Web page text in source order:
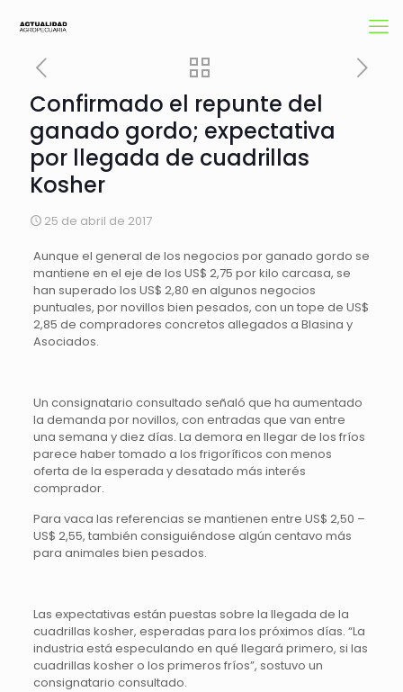
Confirmado el repunte del
ganado gordo; expectativa
por llegada de cuadrillas
Kosher
25 de abril de 2017
Aunque el general de los negocios por ganado gordo se
mantiene en el eje de los US$ 2,75 por kilo carcasa, se
han superado los US$ 2,80 en algunos negocios
puntuales, por novillos bien pesados, con un tope de US$
2,85 de compradores concretos allegados a Blasina y
Asociados.
Un consignatario consultado señaló que ha aumentado
la demanda por novillos, con entradas que van entre
una semana y diez días. La demora en llegar de los fríos
parece haber tomado a los frigoríficos con menos
oferta de la esperada y desatado más interés
comprador.
Para vaca las referencias se mantienen entre US$ 2,50 –
US$ 2,55, también consiguiéndose algún centavo más
para animales bien pesados.
Las expectativas están puestas sobre la llegada de la
cuadrillas kosher, esperadas para los próximos días. “La
industria está especulando en qué llegará primero, si las
cuadrillas kosher o los primeros fríos”, sostuvo un
consignatario consultado.